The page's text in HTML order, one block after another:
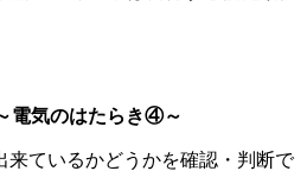
電気のはたらき④～
来ているかどうかを確認・判断で